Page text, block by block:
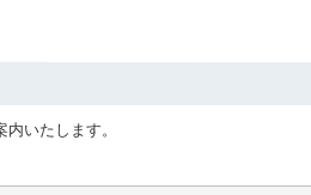
いたします。